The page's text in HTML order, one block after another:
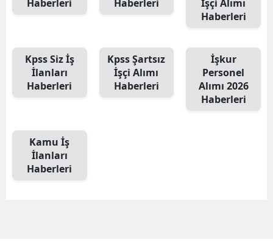
Haberleri
Haberleri
İşçi Alımı
Haberleri
Kpss Siz İş
İlanları
Haberleri
Kpss Şartsız
İşçi Alımı
Haberleri
İşkur
Personel
Alımı 2026
Haberleri
Kamu İş
İlanları
Haberleri